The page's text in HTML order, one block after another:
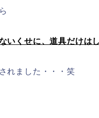
いくせに、道具だけは
れました・・・笑